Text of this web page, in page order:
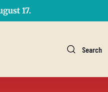
17.
Search